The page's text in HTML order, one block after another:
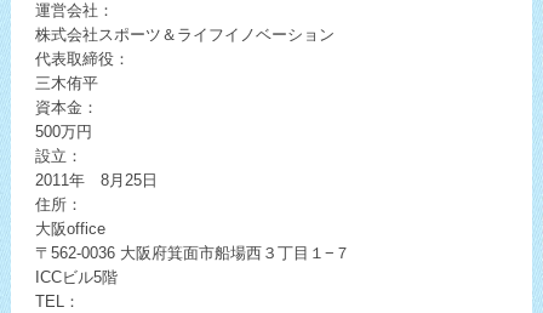
運営会社：
株式会社スポーツ＆ライフイノベーション
代表取締役：
三木侑平
資本金：
500万円
設立：
2011年 8月25日
住所：
大阪office
〒562-0036 大阪府箕面市船場西３丁目１−７
ICCビル5階
TEL：